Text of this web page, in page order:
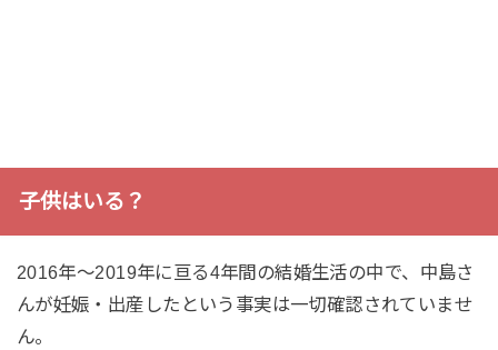
子供はいる？
2016年～2019年に亘る4年間の結婚生活の中で、中島さ
んが妊娠・出産したという事実は一切確認されていませ
ん。